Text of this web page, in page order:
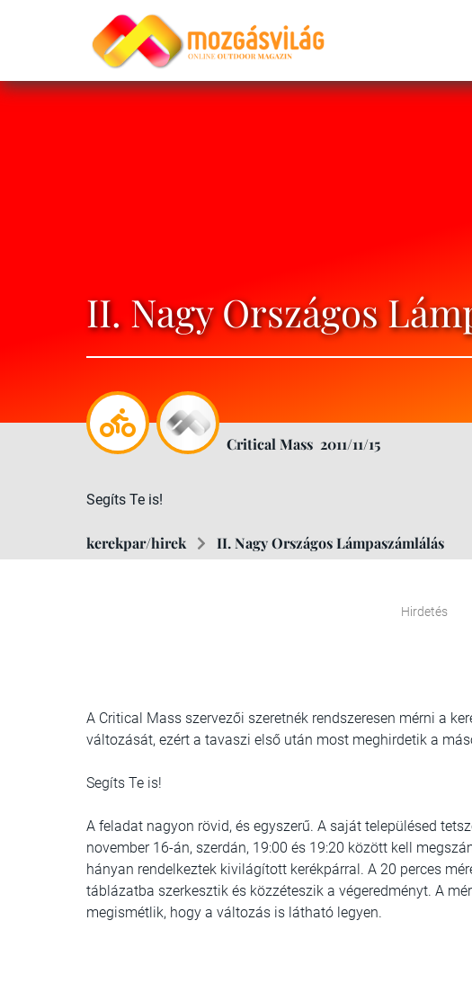
II. Nagy Országos
Critical Mass 2011/11/15
Segíts Te is!
kerekpar/hirek II. Nagy Országos Lámpaszámlálás
Hirdetés
A Critical Mass szervezői szeretnék rendszeresen mérni a
változását, ezért a tavaszi első után most meghirdetik a
Segíts Te is!
A feladat nagyon rövid, és egyszerű. A saját településed
november 16-án, szerdán, 19:00 és 19:20 között kell
hányan rendelkeztek kivilágított kerékpárral. A 20 perces
táblázatba szerkesztik és közzéteszik a végeredményt. A
megismétlik, hogy a változás is látható legyen.